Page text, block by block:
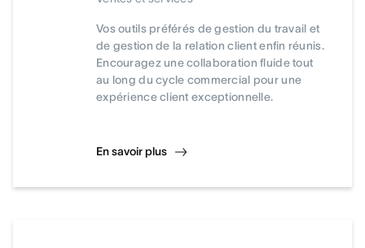
Vos outils préférés de gestion du travail et
de gestion de la relation client enfin réunis.
Encouragez une collaboration fluide tout
au long du cycle commercial pour une
expérience client exceptionnelle.
En savoir plus